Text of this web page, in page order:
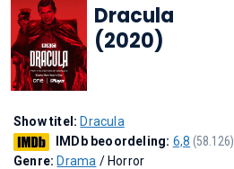
Dracula
(2020)
Show titel: Dracula
IMDb beoordeling: 6,8 (58.126)
Genre: Drama / Horror